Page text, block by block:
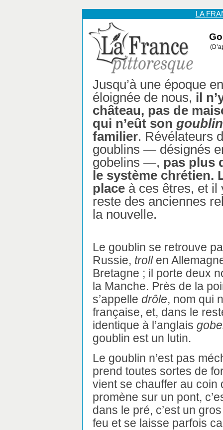
LA
Jusqu’à une époque
éloignée de nous, il
château, pas de
qui n’eût son goublin
familier. Révélateurs
goublins — désignés
gobelins —, pas plus
le système chrétien.
place à ces êtres, et il
reste des anciennes
la nouvelle.
Le goublin se retrouve
Russie, trollen
Bretagne ; il porte deux
la Manche. Près de la
s’appelle drôle, nom qui
française, et, dans le
identique à l’anglais
goublin est un lutin.
Le goublin n’est pas
prend toutes sortes de
vient se chauffer au coin
promène sur un pont,
dans le pré, c’est un
feu et se laisse parfois